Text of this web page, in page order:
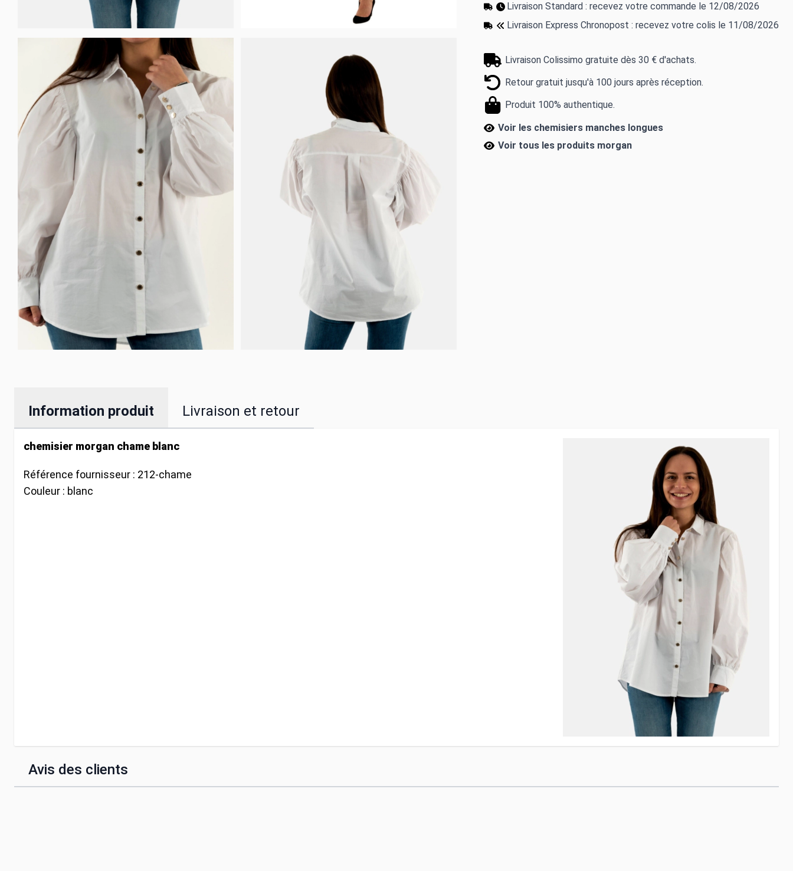
Livraison Standard : recevez votre commande le 12/08/2026
Livraison Express Chronopost : recevez votre colis le 11/08/2026
Livraison Colissimo gratuite dès 30 € d'achats.
Retour gratuit jusqu'à 100 jours après réception.
Produit 100% authentique.
Voir les chemisiers manches longues
Voir tous les produits morgan
Information produit Livraison et retour
chemisier morgan chame blanc
Référence fournisseur : 212-chame
Couleur : blanc
Avis des clients